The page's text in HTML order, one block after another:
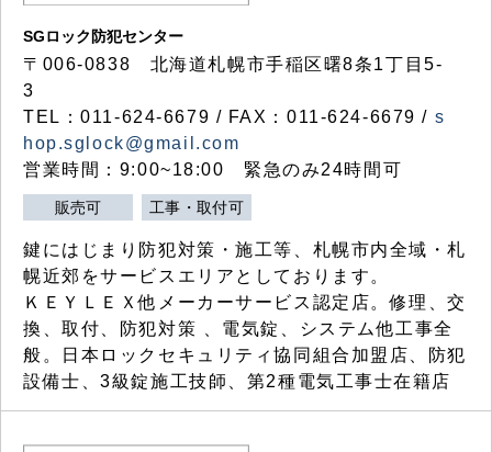
SGロック防犯センター
〒006-0838 北海道札幌市手稲区曙8条1丁目5-
3
TEL：011-624-6679 / FAX：011-624-6679 / s
hop.sglock@gmail.com
営業時間：9:00~18:00 緊急のみ24時間可
販売可 工事・取付可
鍵にはじまり防犯対策・施工等、札幌市内全域・札
幌近郊をサービスエリアとしております。
ＫＥＹＬＥＸ他メーカーサービス認定店。修理、交
換、取付、防犯対策 、電気錠、システム他工事全
般。日本ロックセキュリティ協同組合加盟店、防犯
設備士、3級錠施工技師、第2種電気工事士在籍店